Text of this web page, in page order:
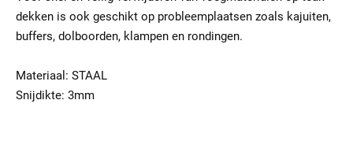
dekken is ook geschikt op probleemplaatsen zoals kajuiten,
buffers, dolboorden, klampen en rondingen.
Materiaal: STAAL
Snijdikte: 3mm